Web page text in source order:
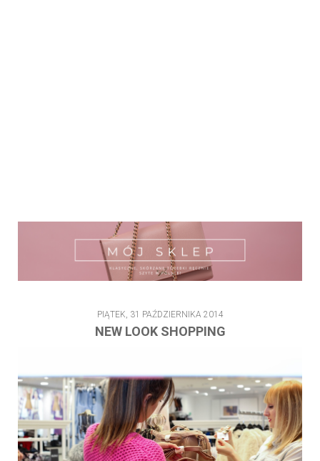
PIĄTEK, 31 PAŹDZIERNIKA 2014
NEW LOOK SHOPPING